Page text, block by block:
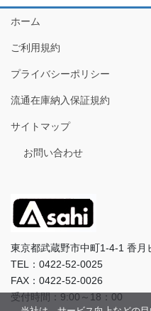
ホーム
ご利用規約
プライバシーポリシー
流通在庫納入保証規約
サイトマップ
お問い合わせ
東京都武蔵野市中町1-4-1 香月
TEL：0422-52-0025
FAX：0422-52-0026
受付時間：9:00～18：00